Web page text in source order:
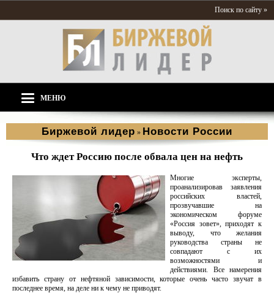
Поиск по сайту »
МЕНЮ
Биржевой лидер » Новости России
Что ждет Россию после обвала цен на нефть
Многие эксперты,
проанализировав заявления
российских властей,
прозвучавшие на
экономическом форуме
«Россия зовет», приходят к
выводу, что желания
руководства страны не
совпадают с их
возможностями и
действиями. Все намерения
избавить страну от нефтяной зависимости, которые очень часто звучат в
последнее время, на деле ни к чему не приводят.